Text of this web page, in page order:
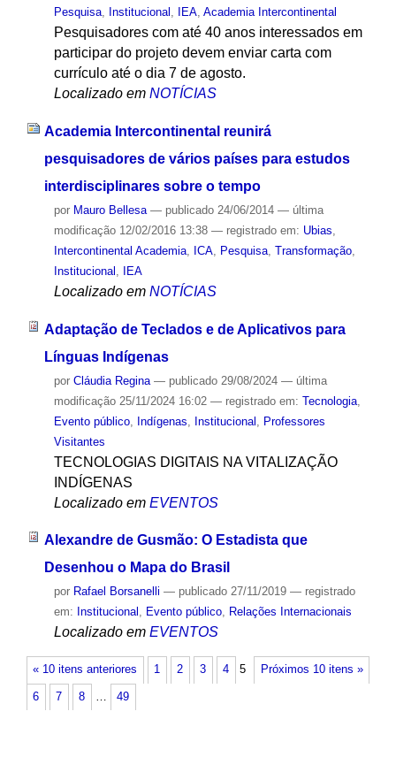
Pesquisa, Institucional , IEA, Academia Intercontinental
Pesquisadores com até 40 anos interessados em
participar do projeto devem enviar carta com
currículo até o dia 7 de agosto.
Localizado em NOTÍCIAS
Academia Intercontinental reunirá
pesquisadores de vários países para estudos
interdisciplinares sobre o tempo
por Mauro Bellesa — publicado24/06/2014 — última
modificação12/02/2016 13:38 — registrado em: Ubias
Intercontinental Academia, ICA, Pesquisa, Transformação,
Institucional
IEA
Localizado em NOTÍCIAS
Adaptação de Teclados e de Aplicativos para
Línguas Indígenas
por Cláudia Regina — publicado29/08/2024 — última
modificação25/11/2024 16:02 — registrado em: Tecnologia,
Evento público, Indígenas Institucional
Professores
Visitantes
TECNOLOGIAS DIGITAIS NA VITALIZAÇÃO
INDÍGENAS
Localizado em EVENTOS
Alexandre de Gusmão: O Estadista que
Desenhou o Mapa do Brasil
por Rafael Borsanelli — publicado27/11/2019 — registrado
em: Institucional , Evento público, Relações Internacionais
Localizado em EVENTOS
« 10 itens anteriores Próximos 10 itens »
1 2 3 4 5
6 7 8 … 49